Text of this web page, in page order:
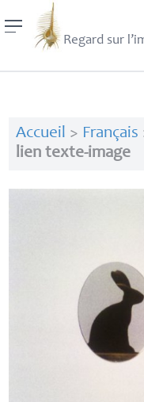
Regard sur
Accueil > Français
lien texte-image